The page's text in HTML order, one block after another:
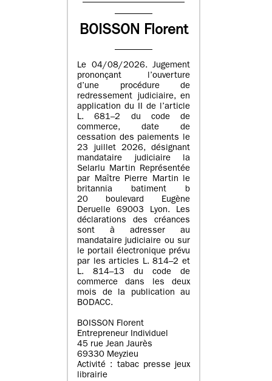
BOISSON Florent
Le 04/08/2026. Jugement
prononçant l’ouverture
d’une procédure de
redressement judiciaire, en
application du II de l’article
L. 681–2 du code de
commerce, date de
cessation des paiements le
23 juillet 2026, désignant
mandataire judiciaire la
Selarlu Martin Représentée
par Maître Pierre Martin le
britannia batiment b
20 boulevard Eugène
Deruelle 69003 Lyon. Les
déclarations des créances
sont à adresser au
mandataire judiciaire ou sur
le portail électronique prévu
par les articles L. 814–2 et
L. 814–13 du code de
commerce dans les deux
mois de la publication au
BODACC.
BOISSON Florent
Entrepreneur Individuel
45 rue Jean Jaurès
69330 Meyzieu
Activité : tabac presse jeux
librairie